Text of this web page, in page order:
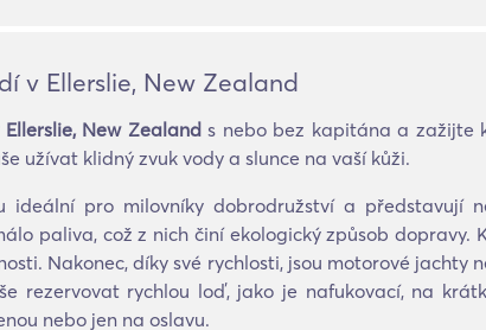
v Ellerslie, New Zealand
New Zealand s nebo bez kapitána a zažijte
užívat klidný zvuk vody a slunce na vaší kůži.
ideální pro milovníky dobrodružství a představují
paliva, což z nich činí ekologický způsob
Nakonec, díky své rychlosti, jsou motorové
rezervovat rychlou loď, jako je nafukovací, na
nebo jen na oslavu.